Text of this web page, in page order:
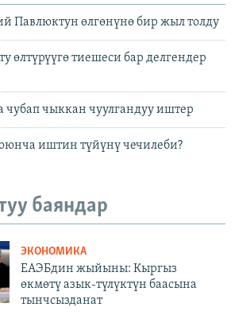
Павлюктун өлгөнүнө бир жыл толду
өлтүрүүгө тиешеси бар делгендер
чубап чыккан чуулгандуу иштер
иштин түйүнү чечилеби?
баяндар
ЭКОНОМИКА
ЕАЭБдин жыйыны: Кыргыз
өкмөтү азык-түлүктүн баасына
тынчсызданат